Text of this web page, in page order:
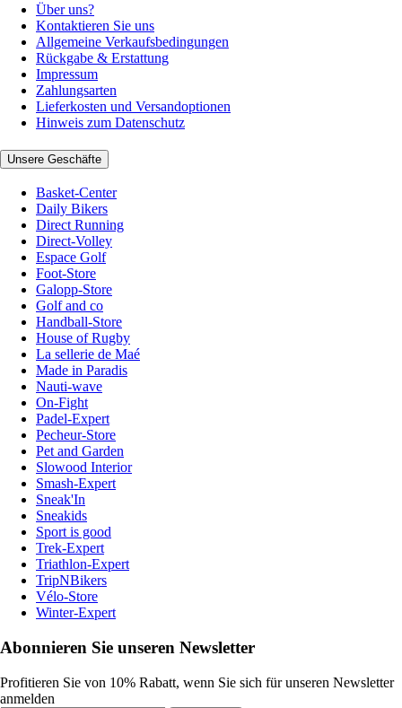
Über uns?
Kontaktieren Sie uns
Allgemeine Verkaufsbedingungen
Rückgabe & Erstattung
Impressum
Zahlungsarten
Lieferkosten und Versandoptionen
Hinweis zum Datenschutz
Unsere Geschäfte
Basket-Center
Daily Bikers
Direct Running
Direct-Volley
Espace Golf
Foot-Store
Galopp-Store
Golf and co
Handball-Store
House of Rugby
La sellerie de Maé
Made in Paradis
Nauti-wave
On-Fight
Padel-Expert
Pecheur-Store
Pet and Garden
Slowood Interior
Smash-Expert
Sneak'In
Sneakids
Sport is good
Trek-Expert
Triathlon-Expert
TripNBikers
Vélo-Store
Winter-Expert
Abonnieren Sie unseren Newsletter
Profitieren Sie von 10% Rabatt, wenn Sie sich für unseren Newsletter
anmelden